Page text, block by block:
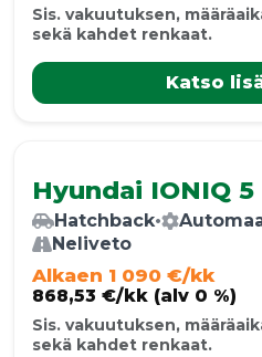
Sis. vakuutuksen,
sekä kahdet renkaat.
Katso
Hyundai IONIQ 5
Hatchback•
Neliveto
Alkaen 1 090 €/kk
868,53 €/kk (alv 0 %)
Sis. vakuutuksen,
sekä kahdet renkaat.